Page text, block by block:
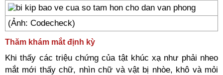
(Ảnh: Codecheck)
Thăm khám mắt định kỳ
Khi thấy các triệu chứng của tật khúc xạ như phải nheo
mắt mới thấy chữ, nhìn chữ và vật bị nhòe, khô và mỏi